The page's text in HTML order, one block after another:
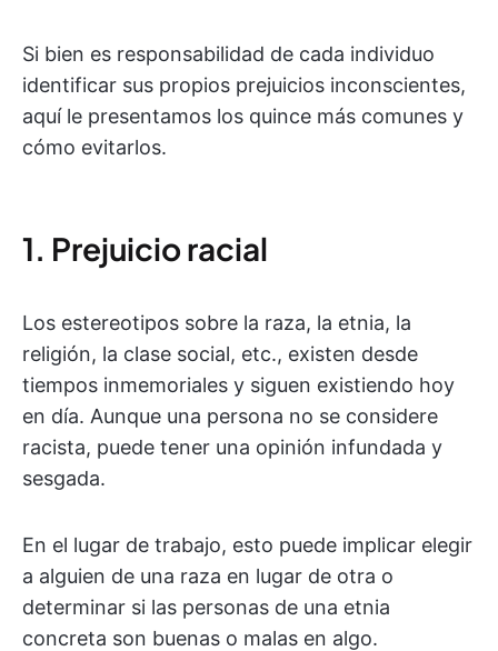
Si bien es responsabilidad de cada individuo
identificar sus propios prejuicios inconscientes,
aquí le presentamos los quince más comunes y
cómo evitarlos.
1. Prejuicio racial
Los estereotipos sobre la raza, la etnia, la
religión, la clase social, etc., existen desde
tiempos inmemoriales y siguen existiendo hoy
en día. Aunque una persona no se considere
racista, puede tener una opinión infundada y
sesgada.
En el lugar de trabajo, esto puede implicar elegir
a alguien de una raza en lugar de otra o
determinar si las personas de una etnia
concreta son buenas o malas en algo.